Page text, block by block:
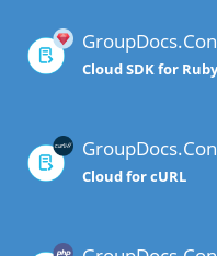
Cloud SDK for Ruby
Cloud for cURL